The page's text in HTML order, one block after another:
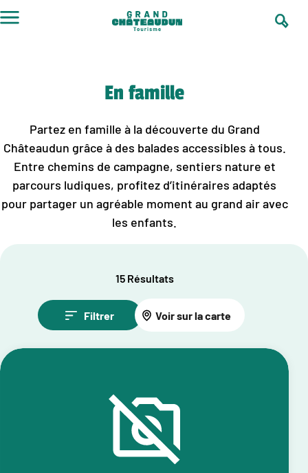
au
En famille
Partez en famille à la découverte du Grand
Châteaudun grâce à des balades accessibles à tous.
Entre chemins de campagne, sentiers nature et
parcours ludiques, profitez d’itinéraires adaptés
pour partager un agréable moment au grand air avec
les enfants.
15 Résultats
Filtrer Voir sur la carte